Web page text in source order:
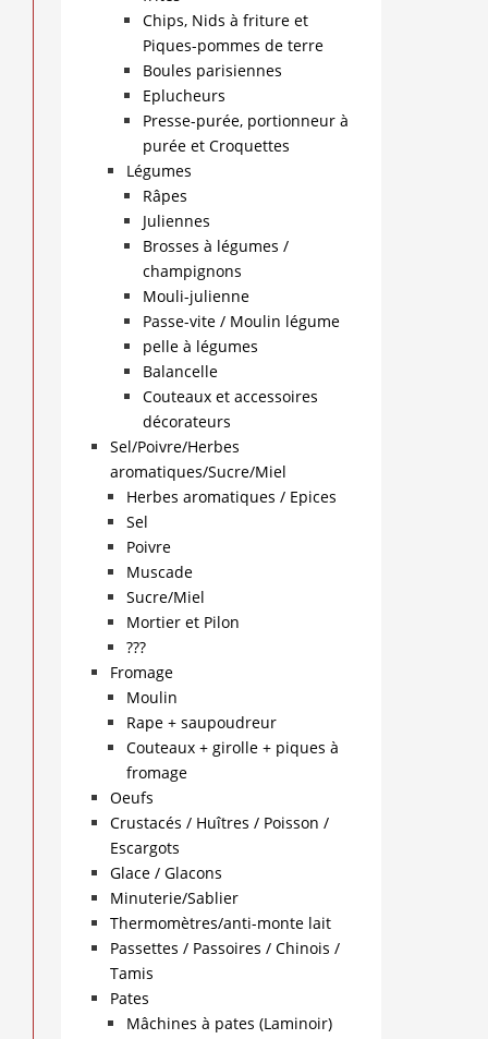
Chips, Nids à friture et
Piques-pommes de terre
Boules parisiennes
Eplucheurs
Presse-purée, portionneur à
purée et Croquettes
Légumes
Râpes
Juliennes
Brosses à légumes /
champignons
Mouli-julienne
Passe-vite / Moulin légume
pelle à légumes
Balancelle
Couteaux et accessoires
décorateurs
Sel/Poivre/Herbes
aromatiques/Sucre/Miel
Herbes aromatiques / Epices
Sel
Poivre
Muscade
Sucre/Miel
Mortier et Pilon
???
Fromage
Moulin
Rape + saupoudreur
Couteaux + girolle + piques à
fromage
Oeufs
Crustacés / Huîtres / Poisson /
Escargots
Glace / Glacons
Minuterie/Sablier
Thermomètres/anti-monte lait
Passettes / Passoires / Chinois /
Tamis
Pates
Mâchines à pates (Laminoir)